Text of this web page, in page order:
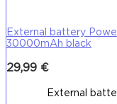
External battery
30000mAh black
29,99 €
External